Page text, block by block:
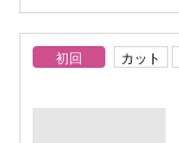
初回 カット